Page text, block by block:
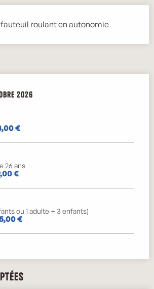
roulant en autonomie
31 octobre 2026
2026
€
26 ans
€
ou 1 adulte + 3 enfants)
€